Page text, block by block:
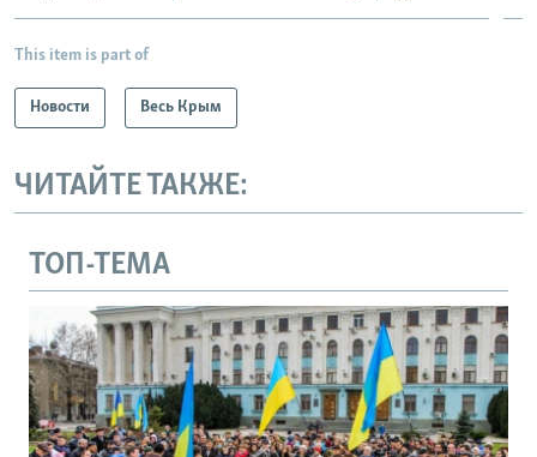
This item is part of
Новости Весь Крым
ЧИТАЙТЕ ТАКЖЕ:
ТОП-ТЕМА